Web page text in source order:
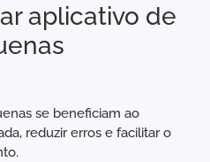
aplicativo de
se beneficiam ao
reduzir erros e facilitar o